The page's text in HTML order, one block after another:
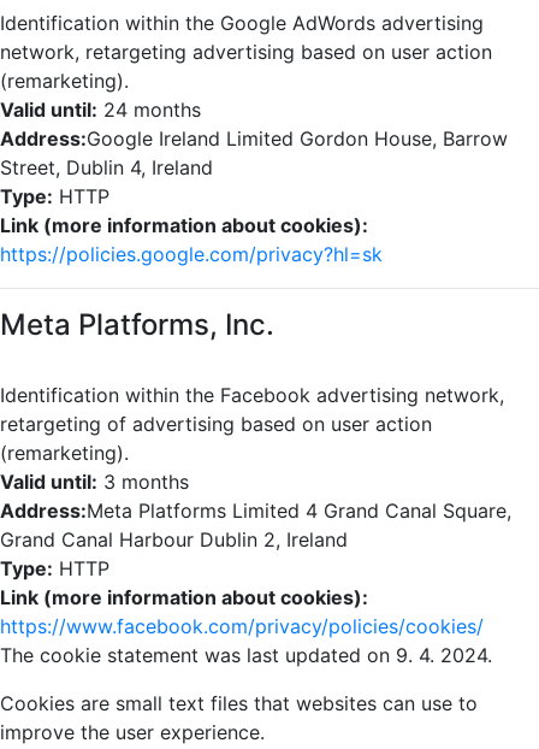
Identification within the Google AdWords advertising
network, retargeting advertising based on user action
(remarketing).
Valid until: 24 months
Address:Google Ireland Limited Gordon House, Barrow
Street, Dublin 4, Ireland
Type: HTTP
Link (more information about cookies):
https://policies.google.com/privacy?hl=sk
Meta Platforms, Inc.
Identification within the Facebook advertising network,
retargeting of advertising based on user action
(remarketing).
Valid until: 3 months
Address:Meta Platforms Limited 4 Grand Canal Square,
Grand Canal Harbour Dublin 2, Ireland
Type: HTTP
Link (more information about cookies):
https://www.facebook.com/privacy/policies/cookies/
The cookie statement was last updated on 9. 4. 2024.
Cookies are small text files that websites can use to
improve the user experience.